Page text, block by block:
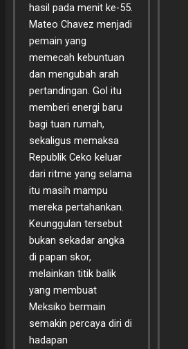
hasil pada menit ke-55.
Mateo Chavez menjadi
pemain yang
memecah kebuntuan
dan mengubah arah
pertandingan. Gol itu
memberi energi baru
bagi tuan rumah,
sekaligus memaksa
Republik Ceko keluar
dari ritme yang selama
itu masih mampu
mereka pertahankan.
Keunggulan tersebut
bukan sekadar angka
di papan skor,
melainkan titik balik
yang membuat
Meksiko bermain
semakin percaya diri di
hadapan